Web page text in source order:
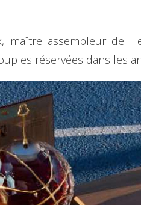
maître assembleur de
réservées dans les